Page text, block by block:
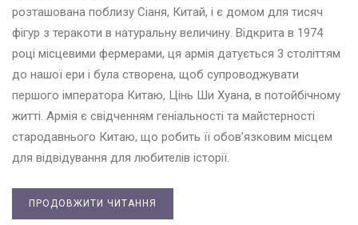
розташована поблизу Сіаня, Китай, і є домом для тисяч
фігур з теракоти в натуральну величину. Відкрита в 1974
році місцевими фермерами, ця армія датується 3 століттям
до нашої ери і була створена, щоб супроводжувати
першого імператора Китаю, Цінь Ши Хуана, в потойбічному
житті. Армія є свідченням геніальності та майстерності
стародавнього Китаю, що робить її обов’язковим місцем
для відвідування для любителів історії.
ПРОДОВЖИТИ ЧИТАННЯ